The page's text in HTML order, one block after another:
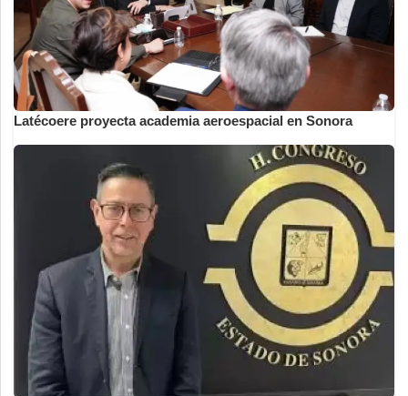
Latécoere proyecta academia aeroespacial en Sonora